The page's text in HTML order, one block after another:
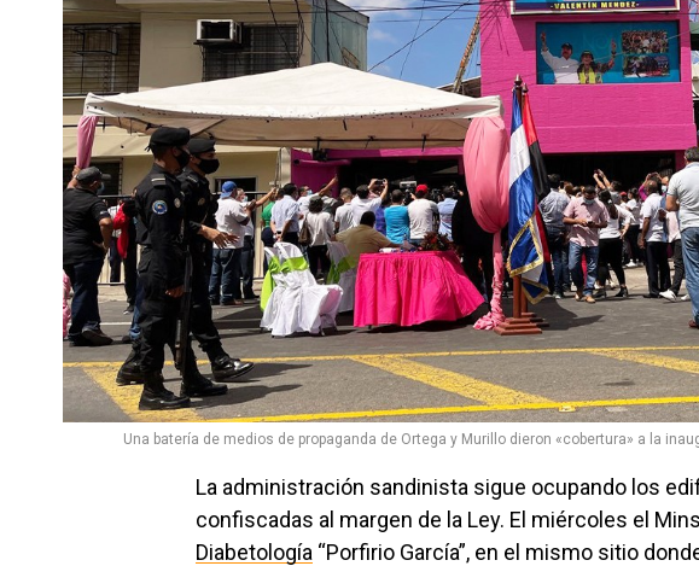
Una batería de medios de propaganda de Ortega y Murillo dieron «cobertura» a la
La administración sandinista sigue ocupando los
confiscadas al margen de la Ley. El miércoles el
Diabetología “Porfirio García”, en el mismo sitio